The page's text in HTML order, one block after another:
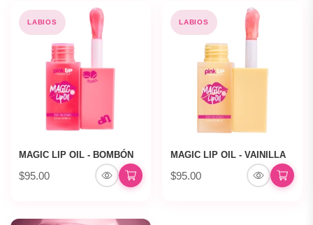
LABIOS
MAGIC LIP OIL - BOMBÓN
$95.00
LABIOS
MAGIC LIP OIL - VAINILLA
$95.00